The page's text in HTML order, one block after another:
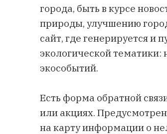
города, быть в курсе
природы, улучшению
сайт, где генерируется и
экологической тематики:
экособытий.
Есть форма обратной
или акциях.
на карту информации о